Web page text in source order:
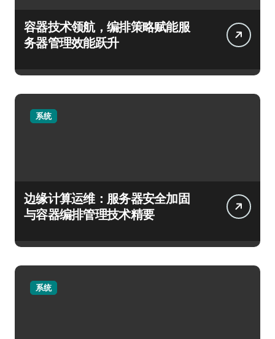
容器技术领航，编排策略赋能服
务器管理效能跃升
系统
边缘计算运维：服务器安全加固
与容器编排管理技术精要
系统